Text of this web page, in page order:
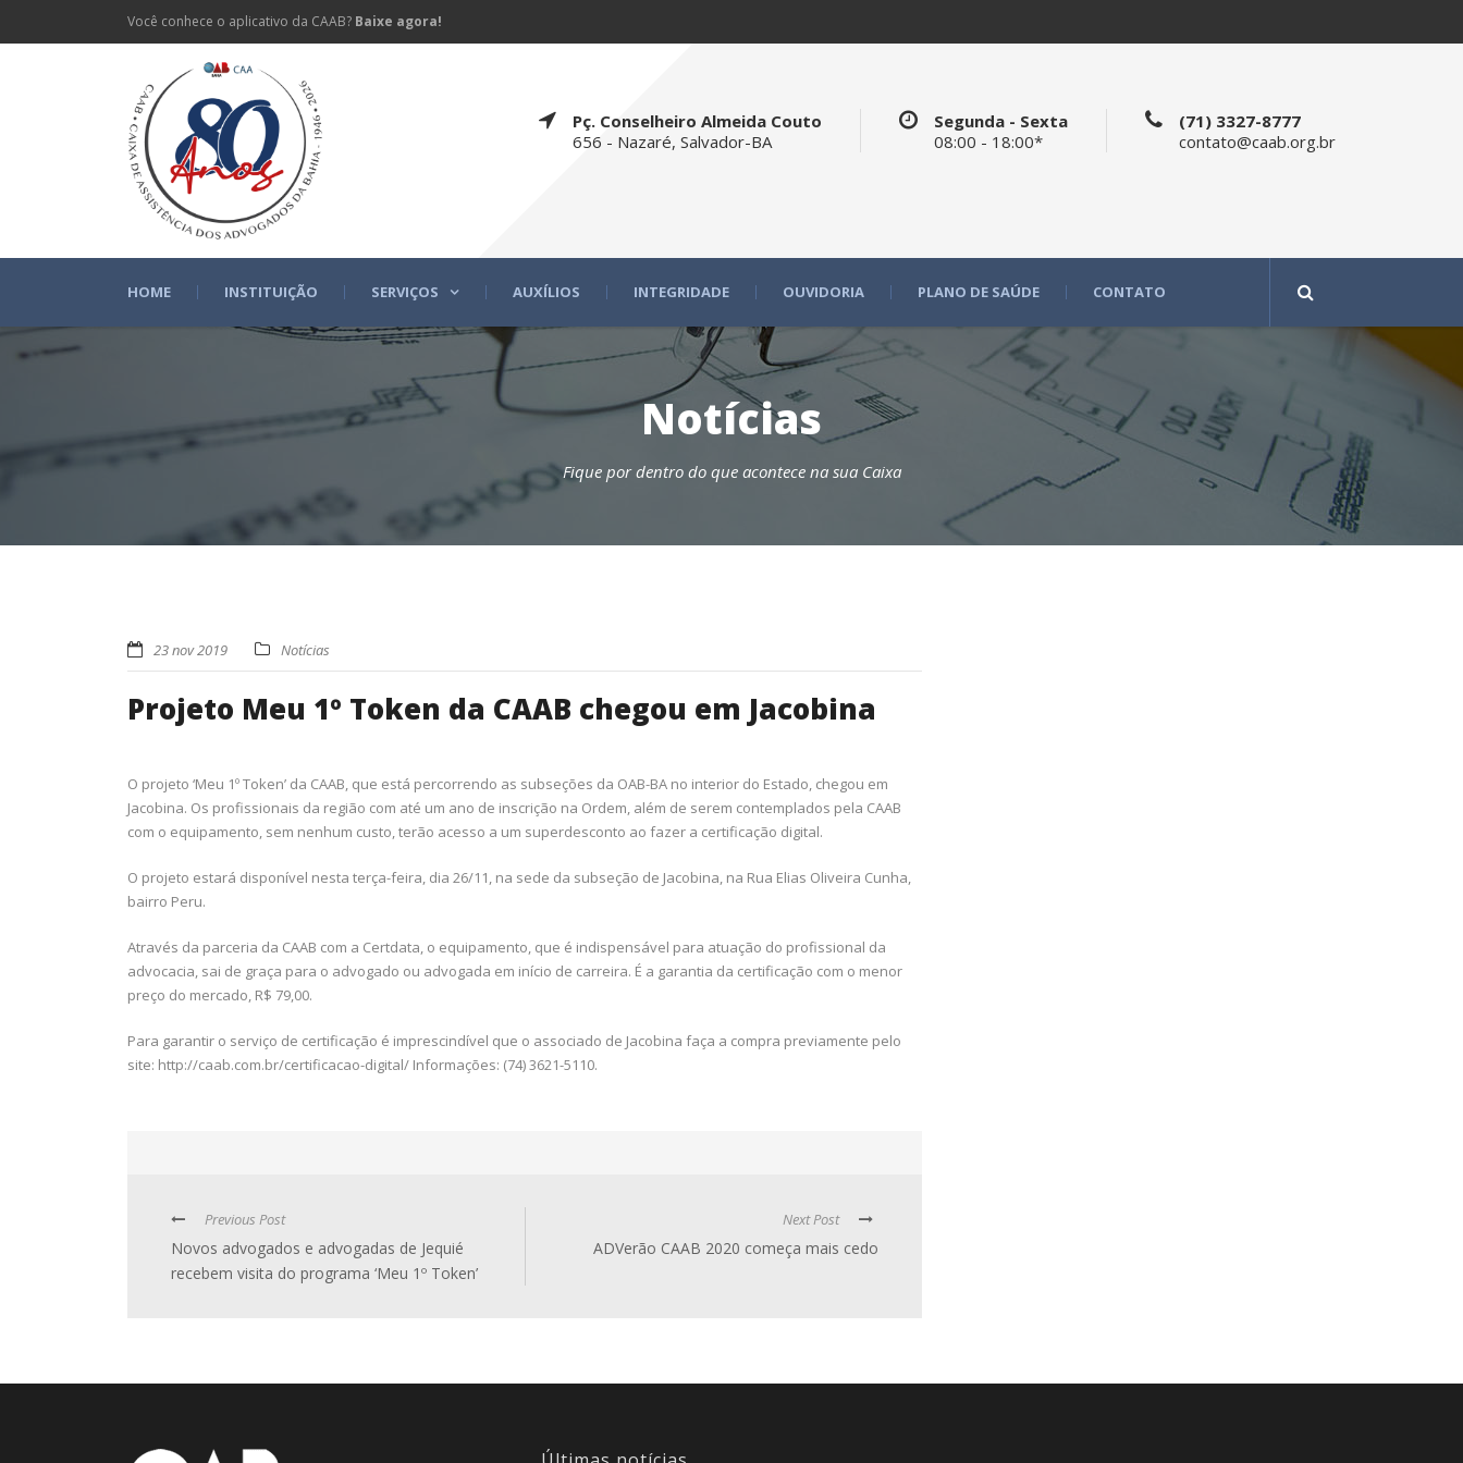
Você conhece o aplicativo da CAAB? Baixe agora!
Pç. Conselheiro Almeida Couto
656 - Nazaré, Salvador-BA
Segunda - Sexta
08:00 - 18:00*
(71) 3327-8777
contato@caab.org.br
HOME INSTITUIÇÃO SERVIÇOS AUXÍLIOS INTEGRIDADE OUVIDORIA PLANO DE SAÚDE CONTATO
Notícias
Fique por dentro do que acontece na sua Caixa
23 nov 2019 Notícias
Projeto Meu 1º Token da CAAB chegou em Jacobina
O projeto ‘Meu 1º Token’ da CAAB, que está percorrendo as subseções da OAB-BA no interior do Estado, chegou em
Jacobina. Os profissionais da região com até um ano de inscrição na Ordem, além de serem contemplados pela CAAB
com o equipamento, sem nenhum custo, terão acesso a um superdesconto ao fazer a certificação digital.
O projeto estará disponível nesta terça-feira, dia 26/11, na sede da subseção de Jacobina, na Rua Elias Oliveira Cunha,
bairro Peru.
Através da parceria da CAAB com a Certdata, o equipamento, que é indispensável para atuação do profissional da
advocacia, sai de graça para o advogado ou advogada em início de carreira. É a garantia da certificação com o menor
preço do mercado, R$ 79,00.
Para garantir o serviço de certificação é imprescindível que o associado de Jacobina faça a compra previamente pelo
site: http://caab.com.br/certificacao-digital/ Informações: (74) 3621-5110.
Previous Post
Novos advogados e advogadas de Jequié
recebem visita do programa ‘Meu 1º Token’
Next Post
ADVerão CAAB 2020 começa mais cedo